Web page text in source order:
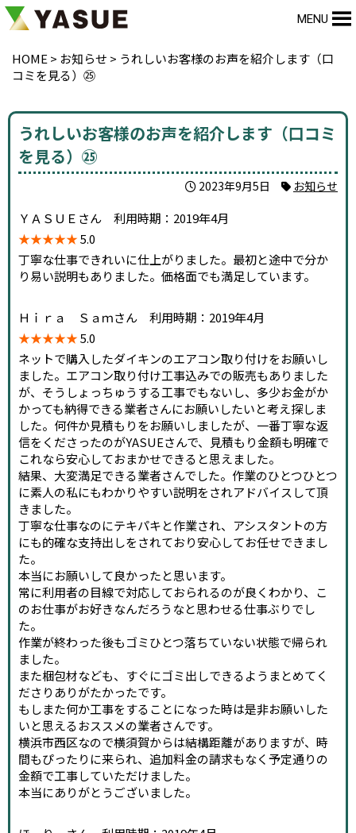
MENU
HOME > お知らせ > うれしいお客様のお声を紹介します（口
コミを見る）㉕
うれしいお客様のお声を紹介します（口コミ
を見る）㉕
2023年9月5日 お知らせ
ＹＡＳＵＥさん 利用時期：2019年4月
★★★★★5.0
丁寧な仕事できれいに仕上がりました。最初と途中で分か
り易い説明もありました。価格面でも満足しています。
Ｈｉｒａ Ｓａｍさん 利用時期：2019年4月
★★★★★5.0
ネットで購入したダイキンのエアコン取り付けをお願いし
ました。エアコン取り付け工事込みでの販売もありました
が、そうしょっちゅうする工事でもないし、多少お金がか
かっても納得できる業者さんにお願いしたいと考え探しま
した。何件か見積もりをお願いしましたが、一番丁寧な返
信をくださったのがYASUEさんで、見積もり金額も明確で
これなら安心しておまかせできると思えました。
結果、大変満足できる業者さんでした。作業のひとつひとつ
に素人の私にもわかりやすい説明をされアドバイスして頂
きました。
丁寧な仕事なのにテキパキと作業され、アシスタントの方
にも的確な支持出しをされており安心してお任せできまし
た。
本当にお願いして良かったと思います。
常に利用者の目線で対応しておられるのが良くわかり、こ
のお仕事がお好きなんだろうなと思わせる仕事ぶりでし
た。
作業が終わった後もゴミひとつ落ちていない状態で帰られ
ました。
また梱包材なども、すぐにゴミ出しできるようまとめてく
ださりありがたかったです。
もしまた何か工事をすることになった時は是非お願いした
いと思えるおススメの業者さんです。
横浜市西区なので横須賀からは結構距離がありますが、時
間もぴったりに来られ、追加料金の請求もなく予定通りの
金額で工事していただけました。
本当にありがとうございました。